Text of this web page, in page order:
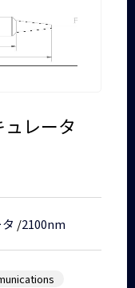
レータ
/2100nm